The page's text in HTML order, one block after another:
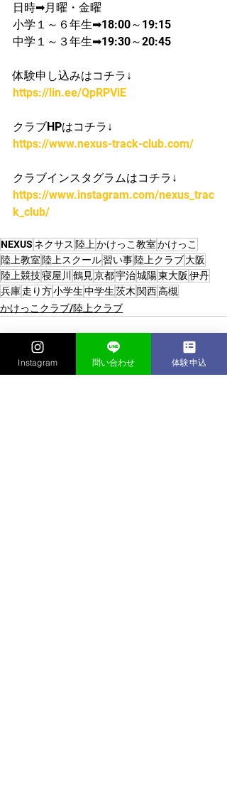
日時➡月曜・金曜
​小学１～６年生➡18:00～19:15
中学１～３年生➡19:30～20:45
体験申し込みはコチラ↓
https://lin.ee/QpRPViE
クラブHPはコチラ↓
https://www.nexus-track-club.com/
クラブインスタグラムはコチラ↓
https://www.instagram.com/nexus_trac
k_club/
NEXUS ネクサス 陸上かけっこ教室かけっこ
陸上教室 陸上スクール習い事陸上クラブ大阪
陸上競技寝屋川 鶴見京都宇治城陽東大阪 伊丹
兵庫走り方小学生中学生茨木 関西高槻
かけっこクラブ/陸上クラブ
Instagram 問い合わせ 体験申込